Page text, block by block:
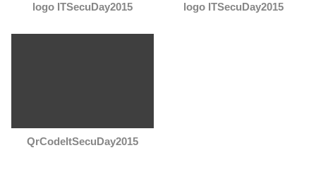
logo ITSecuDay2015 logo ITSecuDay2015
QrCodeItSecuDay2015